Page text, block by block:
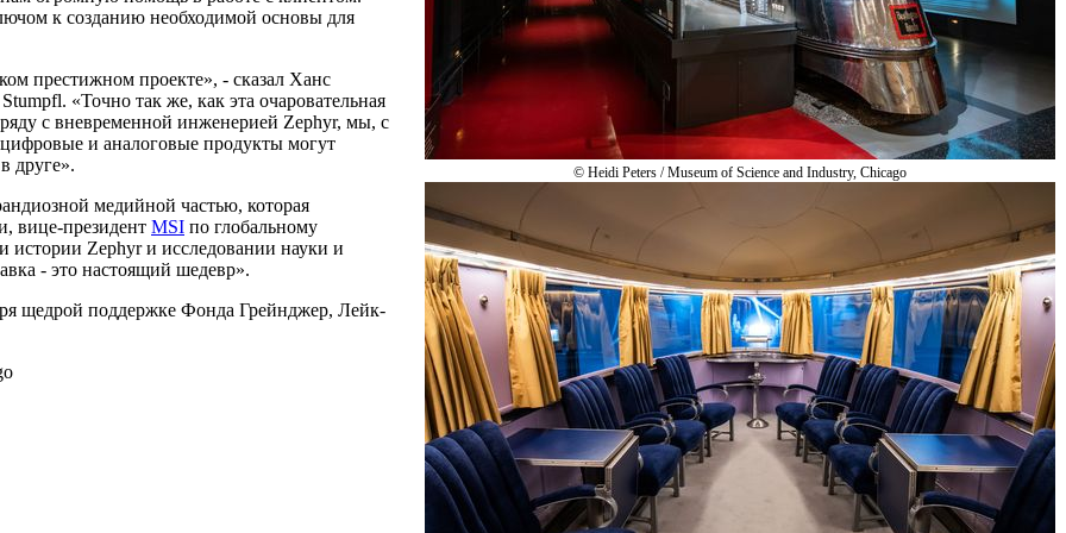
© Heidi Peters / Museum of Science and Industry, Chicago
к созданию необходимой основы для
престижном проекте», - сказал Ханс
«Точно так же, как эта очаровательная
с вневременной инженерией Zephyr, мы, с
и аналоговые продукты могут
друге».
медийной частью, которая
вице-президент MSI по глобальному
истории Zephyr и исследовании науки и
- это настоящий шедевр».
щедрой поддержке Фонда Грейнджер, Лейк-